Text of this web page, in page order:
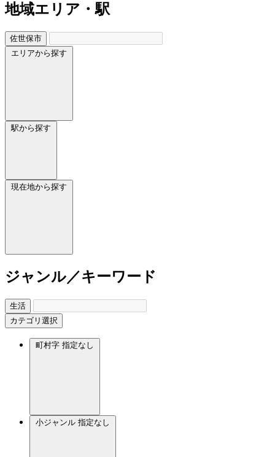
地域エリア・駅
佐世保市
エリアから探す
駅から探す
現在地から探す
ジャンル／キーワード
生活
カテゴリ選択
町村字 指定なし
小ジャンル 指定なし